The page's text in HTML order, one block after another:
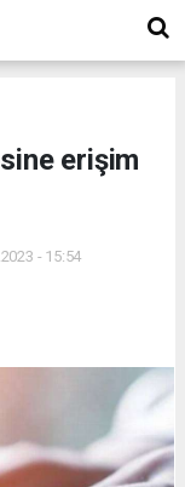
erişim
- 15:54